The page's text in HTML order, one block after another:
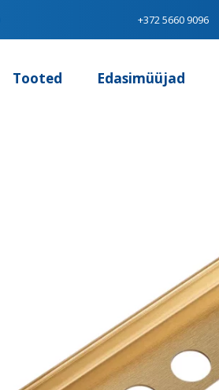
+372 5660 9096
Tooted Edasimüüjad